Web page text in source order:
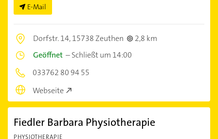
E-Mail
Dorfstr. 14,15738 Zeuthen
2,8 km
Geöffnet –Schließt um 14:00
033762 80 94 55
Webseite
Fiedler Barbara Physiotherapie
PHYSIOTHERAPIE